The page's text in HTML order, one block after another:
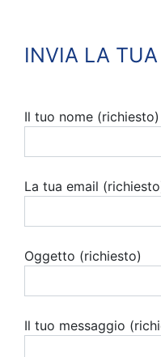
INVIA LA
Il tuo nome (richiesto)
La tua email
Oggetto (richiesto)
Il tuo messaggio